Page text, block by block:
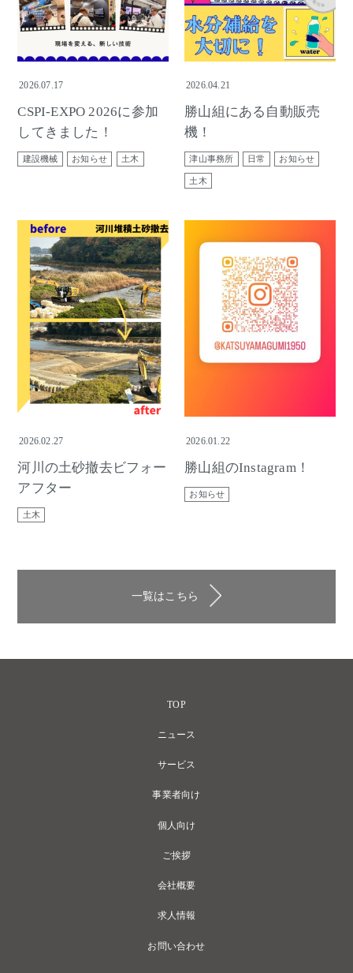
2026.07.17
CSPI-EXPO 2026に参加
してきました！
建設機械 お知らせ 土木
2026.04.21
勝山組にある自動販売
機！
津山事務所 日常 お知らせ
土木
2026.02.27
河川の土砂撤去ビフォー
アフター
土木
2026.01.22
勝山組のInstagram！
お知らせ
一覧はこちら
TOP
ニュース
サービス
事業者向け
個人向け
ご挨拶
会社概要
求人情報
お問い合わせ